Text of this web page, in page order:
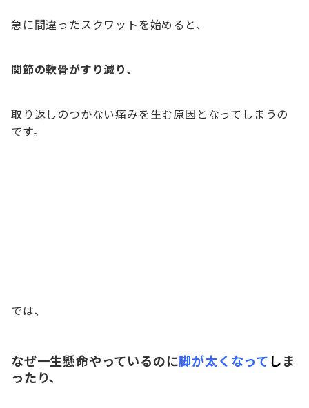
急に間違ったスクワットを始めると、
関節の軟骨がすり減り、
取り返しのつかない痛みを生む原因となってしまうの
です。
では、
なぜ一生懸命やっているのに脚が太くなってしま
ったり、